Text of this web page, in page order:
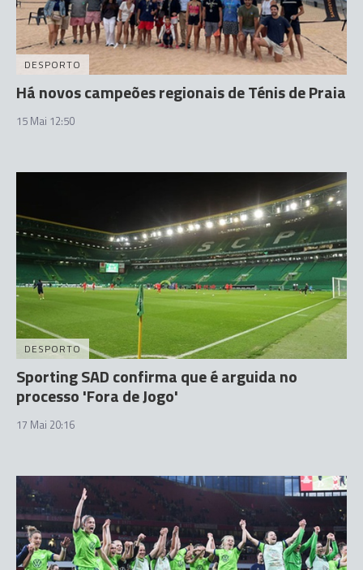
DESPORTO
Há novos campeões regionais de Ténis de Praia
15 Mai 12:50
DESPORTO
Sporting SAD confirma que é arguida no
processo 'Fora de Jogo'
17 Mai 20:16